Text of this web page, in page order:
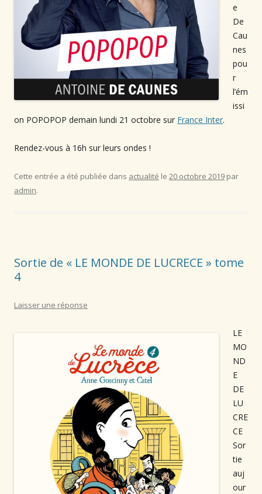
e
De
Cau
nes
pou
r
l’ém
issi
on POPOPOP demain lundi 21 octobre sur France Inter.⁠
Rendez-vous à 16h sur leurs ondes ! ⁠
Cette entrée a été publiée dans actualité le 20 octobre 2019 par
admin.
Sortie de « LE MONDE DE LUCRECE⁠ » tome
4
Laisser une réponse
LE
MO
ND
E
DE
LU
CRE
CE⁠
Sor
tie
auj
our